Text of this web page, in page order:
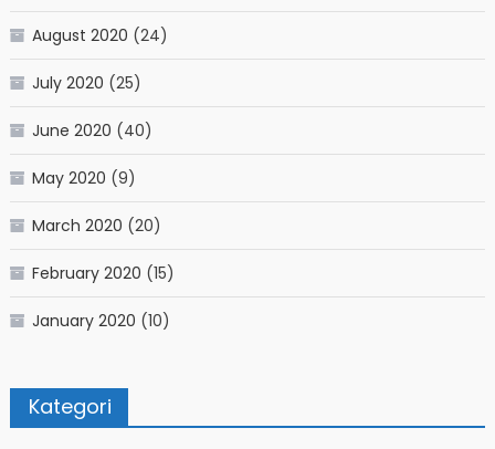
August 2020 (24)
July 2020 (25)
June 2020 (40)
May 2020 (9)
March 2020 (20)
February 2020 (15)
January 2020 (10)
Kategori